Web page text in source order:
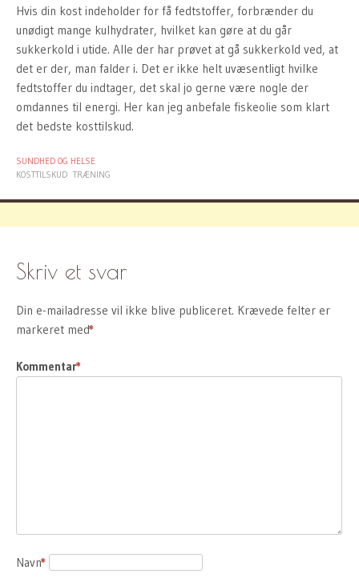
Hvis din kost indeholder for få fedtstoffer, forbrænder du
unødigt mange kulhydrater, hvilket kan gøre at du går
sukkerkold i utide. Alle der har prøvet at gå sukkerkold ved, at
det er der, man falder i. Det er ikke helt uvæsentligt hvilke
fedtstoffer du indtager, det skal jo gerne være nogle der
omdannes til energi. Her kan jeg anbefale fiskeolie som klart
det bedste kosttilskud.
SUNDHED OG HELSE
KOSTTILSKUD TRÆNING
Skriv et svar
Din e-mailadresse vil ikke blive publiceret. Krævede felter er
markeret med
*
Kommentar
*
Navn
*